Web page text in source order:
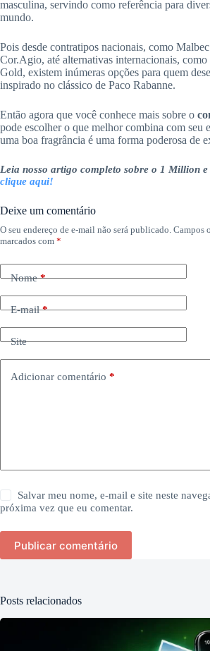
masculina, servindo como referência para
mundo.
Pois desde contratipos nacionais, como
Cor.Agio, até alternativas internacionais, como
Gold, existem inúmeras opções para quem
inspirado no clássico de Paco Rabanne.
Então agora que você conhece mais sobre o
pode escolher o que melhor combina com seu
uma boa fragrância é uma forma poderosa de
Leia nosso artigo completo sobre o 1 Million e
clique aqui!
Deixe um comentário
O seu endereço de e-mail não será publicado. Campos
marcados com *
Nome*
E-mail*
Site
Adicionar comentário *
Salvar meu nome, e-mail e site neste
próxima vez que eu comentar.
Publicar comentário
Posts relacionados